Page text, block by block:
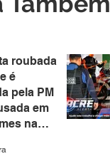
roubada
é
pela PM
em
na